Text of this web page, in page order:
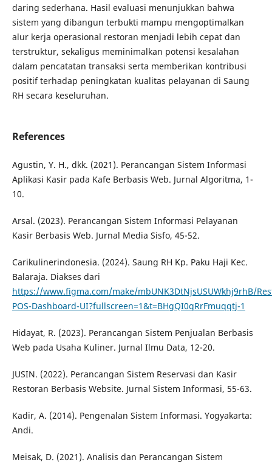
daring sederhana. Hasil evaluasi menunjukkan bahwa
sistem yang dibangun terbukti mampu mengoptimalkan
alur kerja operasional restoran menjadi lebih cepat dan
terstruktur, sekaligus meminimalkan potensi kesalahan
dalam pencatatan transaksi serta memberikan kontribusi
positif terhadap peningkatan kualitas pelayanan di Saung
RH secara keseluruhan.
References
Agustin, Y. H., dkk. (2021). Perancangan Sistem Informasi
Aplikasi Kasir pada Kafe Berbasis Web. Jurnal Algoritma, 1-
10.
Arsal. (2023). Perancangan Sistem Informasi Pelayanan
Kasir Berbasis Web. Jurnal Media Sisfo, 45-52.
Carikulinerindonesia. (2024). Saung RH Kp. Paku Haji Kec.
Balaraja. Diakses dari
https://www.figma.com/make/mbUNK3DtNjsUSUWkhj9rhB/
POS-Dashboard-UI?fullscreen=1&t=BHgQI0qRrFmuqqtj-1
Hidayat, R. (2023). Perancangan Sistem Penjualan Berbasis
Web pada Usaha Kuliner. Jurnal Ilmu Data, 12-20.
JUSIN. (2022). Perancangan Sistem Reservasi dan Kasir
Restoran Berbasis Website. Jurnal Sistem Informasi, 55-63.
Kadir, A. (2014). Pengenalan Sistem Informasi. Yogyakarta:
Andi.
Meisak, D. (2021). Analisis dan Perancangan Sistem